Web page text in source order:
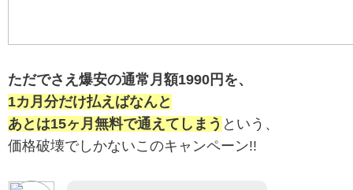
ただでさえ爆安の通常月額1990円を、
1カ月分だけ払えばなんと
あとは15ヶ月無料で通えてしまう という、
価格破壊でしかないこのキャンペーン!!